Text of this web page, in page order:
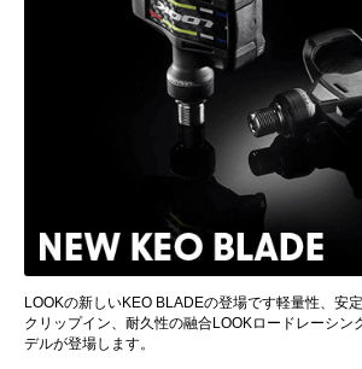
LOOKの新しいKEO BLADEの登場です軽量性、安
クリップイン、耐久性の融合LOOKロードレーシン
デルが登場します。